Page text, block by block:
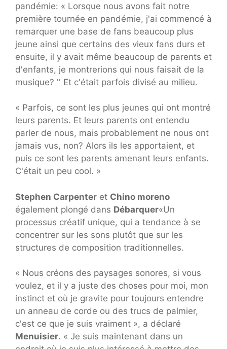
pandémie: « Lorsque nous avons fait notre
première tournée en pandémie, j'ai commencé à
remarquer une base de fans beaucoup plus
jeune ainsi que certains des vieux fans durs et
ensuite, il y avait même beaucoup de parents et
d'enfants, je montrerions qui nous faisait de la
musique? '' Et c'était parfois divisé au milieu.
« Parfois, ce sont les plus jeunes qui ont montré
leurs parents. Et leurs parents ont entendu
parler de nous, mais probablement ne nous ont
jamais vus, non? Alors ils les apportaient, et
puis ce sont les parents amenant leurs enfants.
C'était un peu cool. »
Stephen Carpenter et Chino moreno
également plongé dans Débarquer«Un
processus créatif unique, qui a tendance à se
concentrer sur les sons plutôt que sur les
structures de composition traditionnelles.
« Nous créons des paysages sonores, si vous
voulez, et il y a juste des choses pour moi, mon
instinct et où je gravite pour toujours entendre
un anneau de corde ou des trucs de palmier,
c'est ce que je suis vraiment », a déclaré
Menuisier. « Je suis maintenant dans un